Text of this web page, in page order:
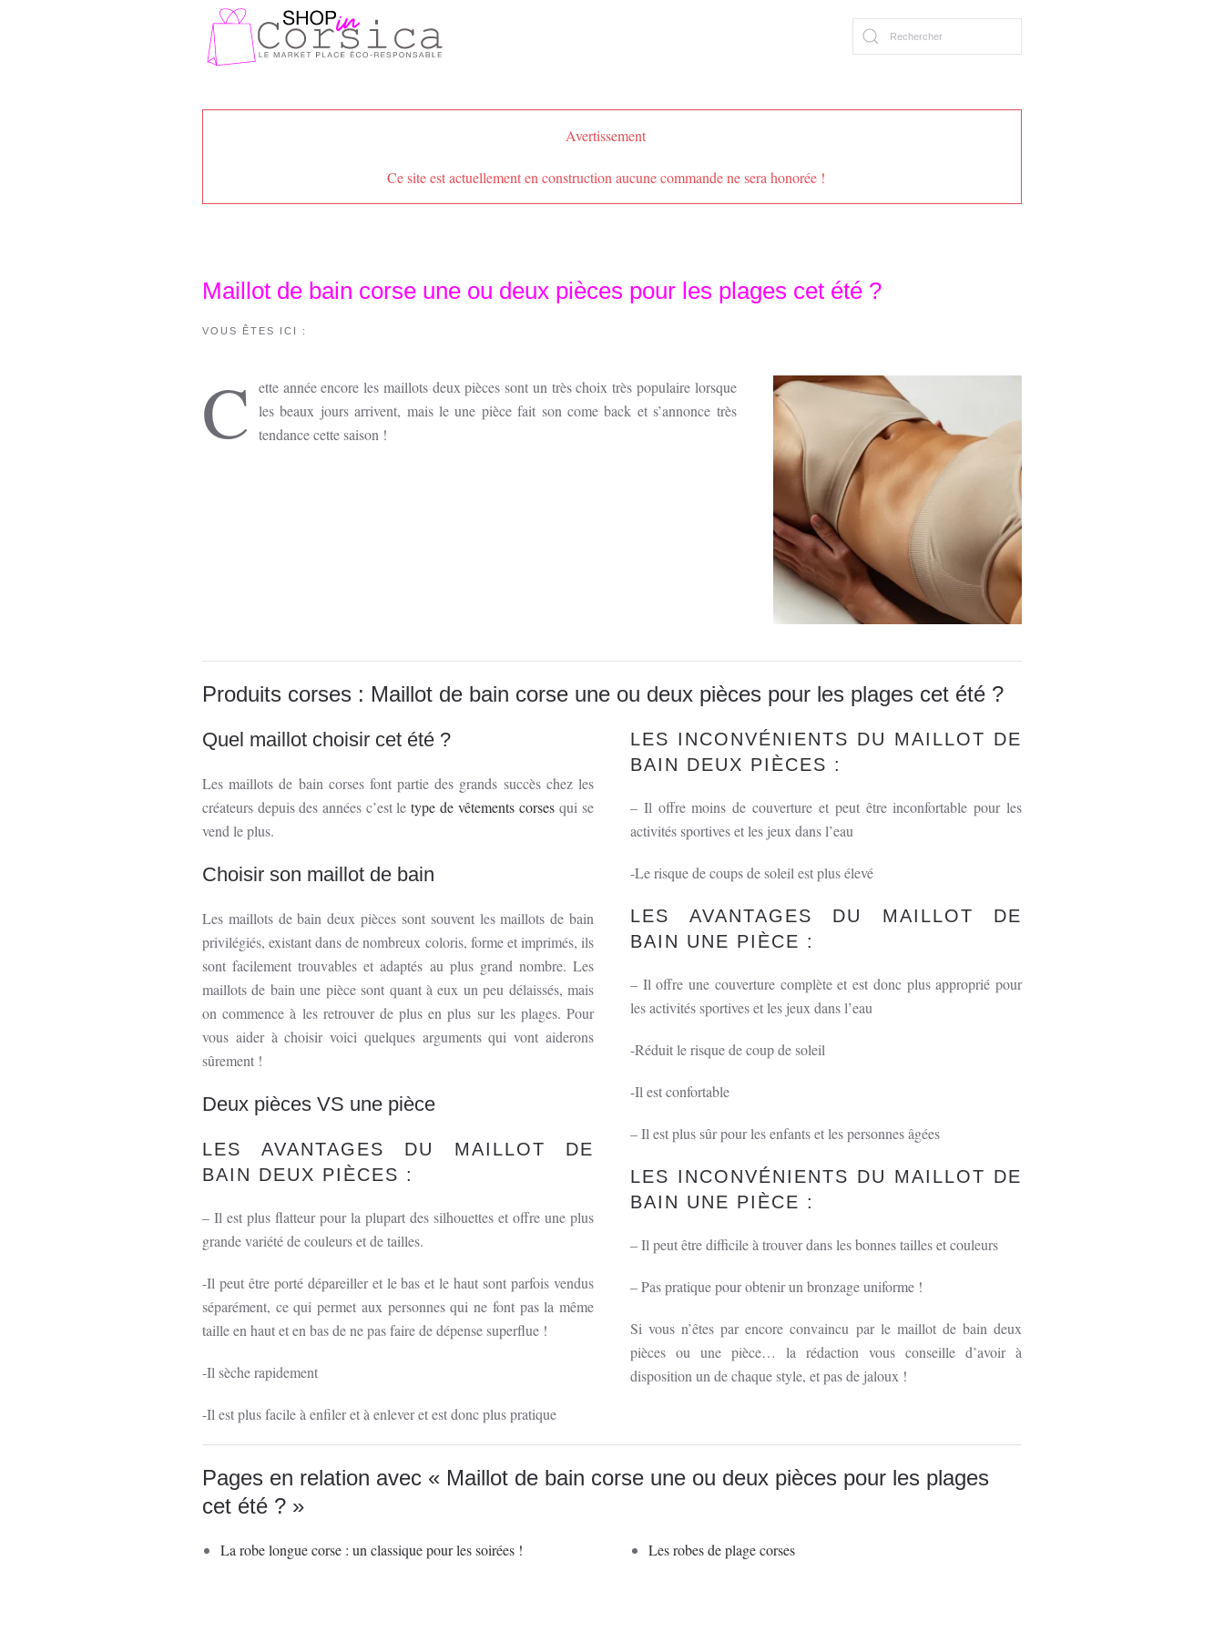
Avertissement
Ce site est actuellement en construction aucune commande ne sera honorée !
Maillot de bain corse une ou deux pièces pour les plages cet été ?
VOUS ÊTES ICI :
C
ette année encore les maillots deux pièces sont un très choix très populaire lorsque
les beaux jours arrivent, mais le une pièce fait son come back et s’annonce très
tendance cette saison !
Produits corses : Maillot de bain corse une ou deux pièces pour les plages cet été ?
Quel maillot choisir cet été ?
Les maillots de bain corses font partie des grands succès chez les
créateurs depuis des années c’est le type de vêtements corses qui se
vend le plus.
Choisir son maillot de bain
Les maillots de bain deux pièces sont souvent les maillots de bain
privilégiés, existant dans de nombreux coloris, forme et imprimés, ils
sont facilement trouvables et adaptés au plus grand nombre. Les
maillots de bain une pièce sont quant à eux un peu délaissés, mais
on commence à les retrouver de plus en plus sur les plages. Pour
vous aider à choisir voici quelques arguments qui vont aiderons
sûrement !
Deux pièces VS une pièce
LES AVANTAGES DU MAILLOT DE
BAIN DEUX PIÈCES :
– Il est plus flatteur pour la plupart des silhouettes et offre une plus
grande variété de couleurs et de tailles.
-Il peut être porté dépareiller et le bas et le haut sont parfois vendus
séparément, ce qui permet aux personnes qui ne font pas la même
taille en haut et en bas de ne pas faire de dépense superflue !
-Il sèche rapidement
-Il est plus facile à enfiler et à enlever et est donc plus pratique
LES INCONVÉNIENTS DU MAILLOT DE
BAIN DEUX PIÈCES :
– Il offre moins de couverture et peut être inconfortable pour les
activités sportives et les jeux dans l’eau
-Le risque de coups de soleil est plus élevé
LES AVANTAGES DU MAILLOT DE
BAIN UNE PIÈCE :
– Il offre une couverture complète et est donc plus approprié pour
les activités sportives et les jeux dans l’eau
-Réduit le risque de coup de soleil
-Il est confortable
– Il est plus sûr pour les enfants et les personnes âgées
LES INCONVÉNIENTS DU MAILLOT DE
BAIN UNE PIÈCE :
– Il peut être difficile à trouver dans les bonnes tailles et couleurs
– Pas pratique pour obtenir un bronzage uniforme !
Si vous n’êtes par encore convaincu par le maillot de bain deux
pièces ou une pièce… la rédaction vous conseille d’avoir à
disposition un de chaque style, et pas de jaloux !
Pages en relation avec « Maillot de bain corse une ou deux pièces pour les plages
cet été ? »
La robe longue corse : un classique pour les soirées ! Les robes de plage corses